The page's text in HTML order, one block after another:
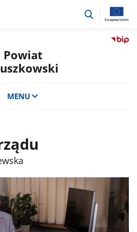
przejdź
Przejdź
Powiat
MENU